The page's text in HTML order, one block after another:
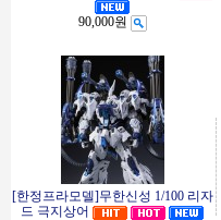
90,000원
[한정프라모델]무한신성 1/100 리자
드 극지상어